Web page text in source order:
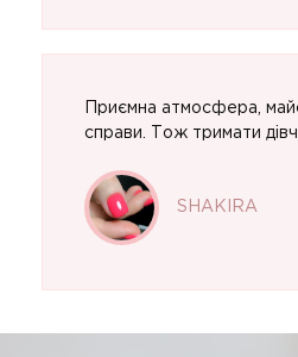
Приємна атмосфера,
справи. Тож тримати
SHAKIRA